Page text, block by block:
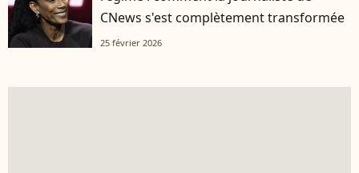
CNews s'est complètement transformée
25 février 2026